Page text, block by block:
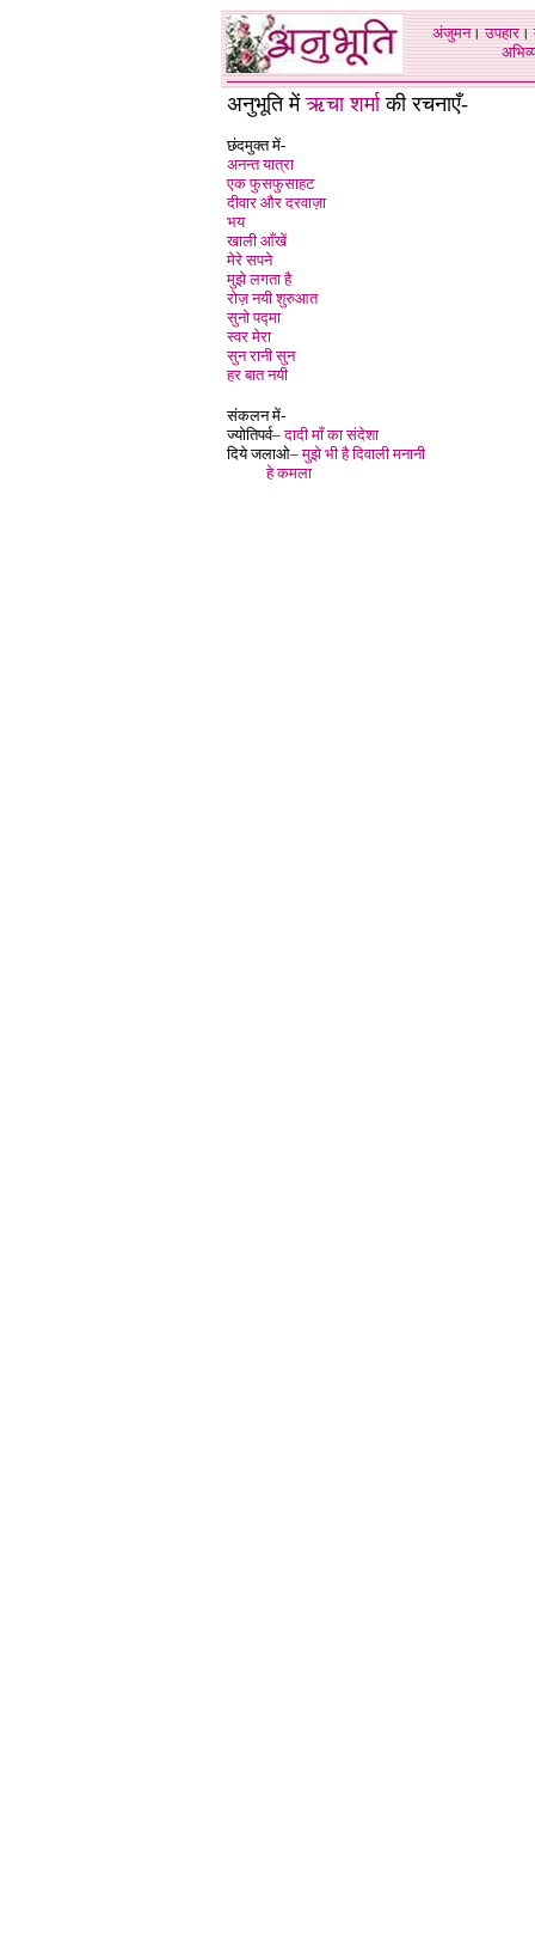
अंजुमन।उपहार।
अनुभूति मेंऋचा शर्माकी रचनाएँ-
छंदमुक्त में-
अनन्त यात्रा
एक फुसफुसाहट
दीवार और दरवाज़ा
भय
खाली आँखें
मेरे सपने
मुझे लगता है
रोज़ नयी शुरुआत
सुनो पद्मा
स्वर मेरा
सुन रानी सुन
हर बात नयी
संकलन में-
ज्योतिपर्व–दादी माँ का संदेशा
दिये जलाओ–मुझे भी है दिवाली मनानी
हे कमला